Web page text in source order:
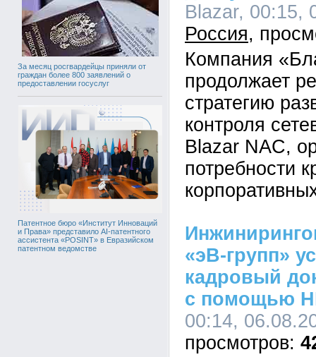
За месяц росгвардейцы приняли от
граждан более 800 заявлений о
предоставлении госуслуг
Патентное бюро «Институт Инноваций
и Права» представило AI-патентного
ассистента «POSINT» в Евразийском
патентном ведомстве
Blazar, 00:15,
Россия
Компания
продолжает
стратегию
контроля
Blazar NAC,
потребности
«эВ-групп»
кадровый
с помощью
00:14,